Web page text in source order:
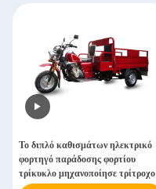
Το διπλό καθισμάτων ηλεκτρικό
φορτηγό παράδοσης φορτίου
τρίκυκλο μηχανοποίησε τρίτροχο